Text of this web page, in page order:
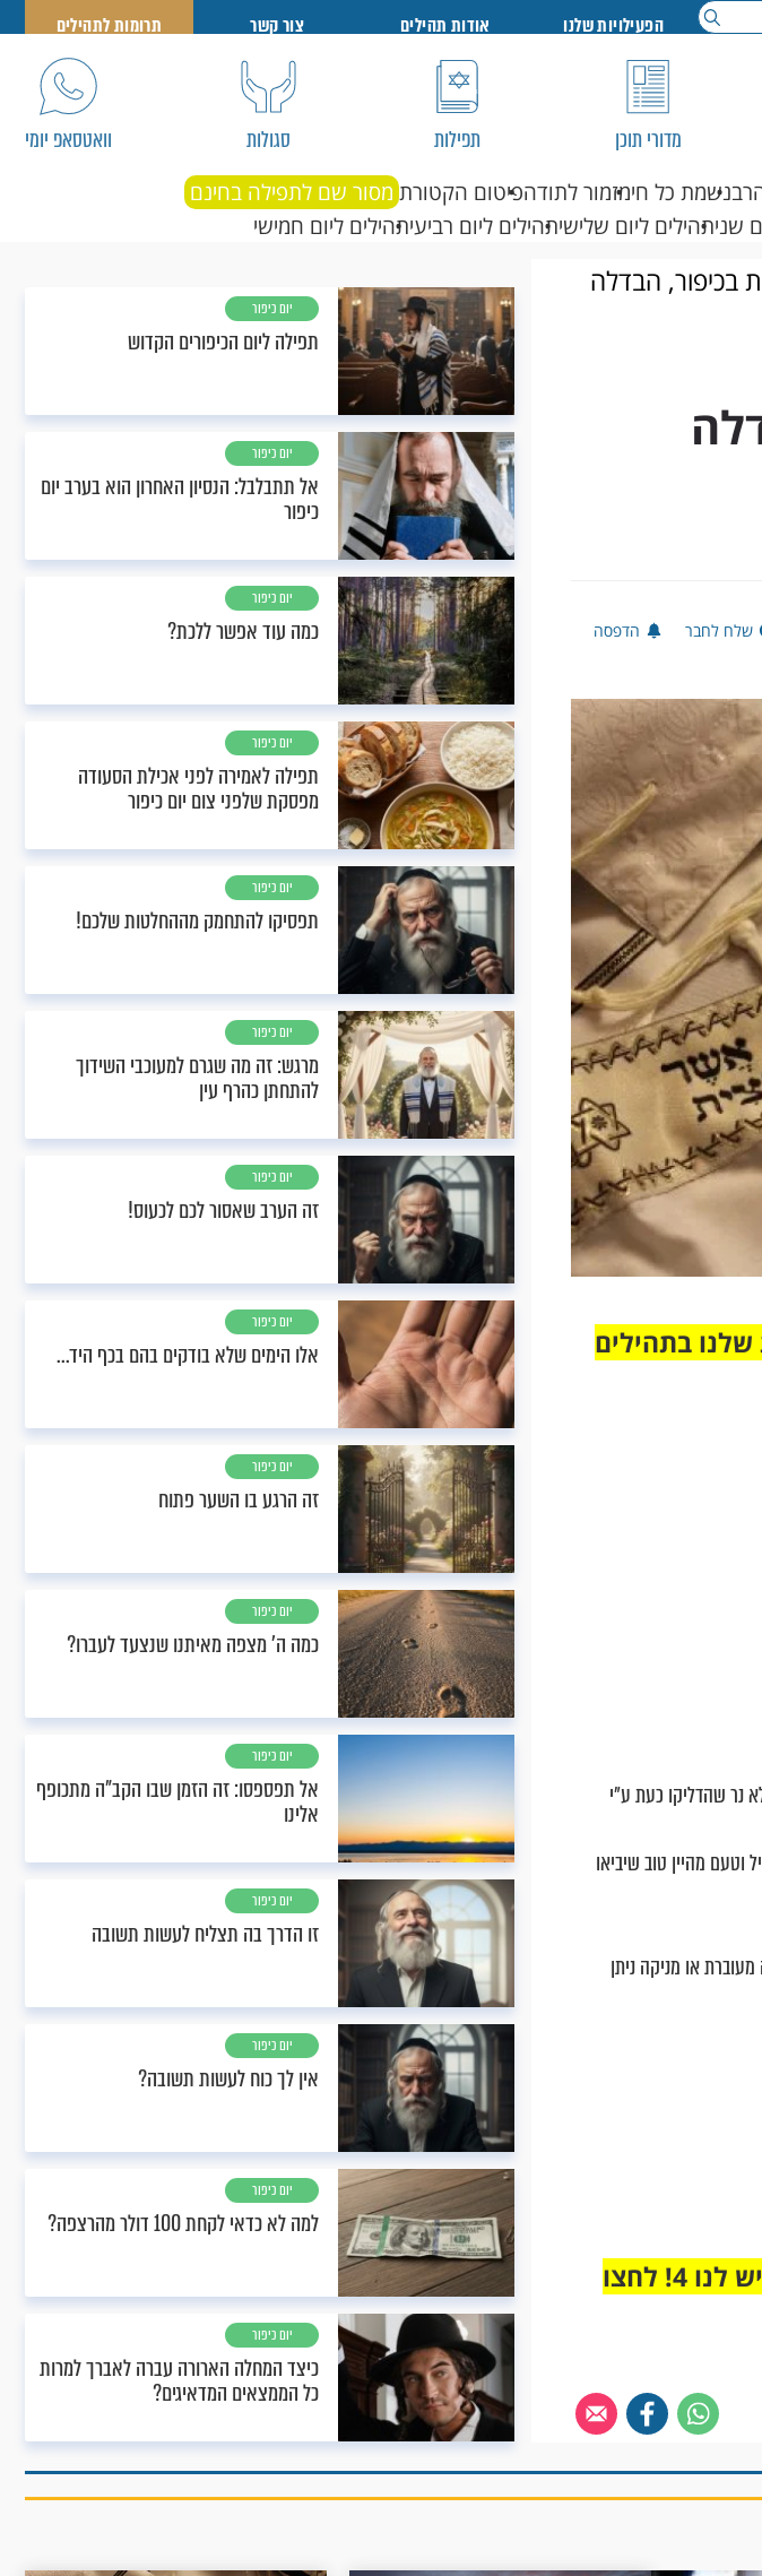
הפעילויות שלנו אודות תהילים צור קשר תרומות לתהילים
מדורי תוכן תפילות סגולות וואטסאפ יומי
נשמת כל חימזמור לתודהפיטום הקטורת מסור שם לתפילה בחינם
שניתהילים ליום שלישיתהילים ליום רביעיתהילים ליום חמישי
בכיפור, הבדלה
שלח לחבר הדפסה
בתהילים
נר שהדליקו כעת ע"י
מהיין טוב שיביאו
או מניקה ניתן
מחוברים רק לקבוצת ווטסאפ אחת מבית מוקד תהילים ארצי? יש לנו 4! לחצו
יום כיפור
תפילה ליום הכיפורים הקדוש
יום כיפור
אל תתבלבל: הנסיון האחרון הוא בערב יום
כיפור
יום כיפור
כמה עוד אפשר ללכת?
יום כיפור
תפילה לאמירה לפני אכילת הסעודה
מפסקת שלפני צום יום כיפור
יום כיפור
תפסיקו להתחמק מההחלטות שלכם!
יום כיפור
מרגש: זה מה שגרם למעוכבי השידוך
להתחתן כהרף עין
יום כיפור
זה הערב שאסור לכם לכעוס!
יום כיפור
אלו הימים שלא בודקים בהם בכף היד...
יום כיפור
זה הרגע בו השער פתוח
יום כיפור
כמה ה' מצפה מאיתנו שנצעד לעברו?
יום כיפור
אל תפספסו: זה הזמן שבו הקב"ה מתכופף
אלינו
יום כיפור
זו הדרך בה תצליח לעשות תשובה
יום כיפור
אין לך כוח לעשות תשובה?
יום כיפור
למה לא כדאי לקחת 100 דולר מהרצפה?
יום כיפור
כיצד המחלה הארורה עברה לאברך למרות
כל הממצאים המדאיגים?